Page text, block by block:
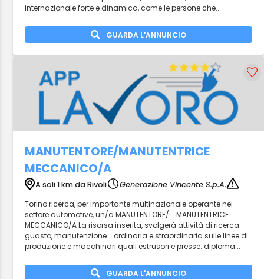
internazionale forte e dinamica, come le persone che...
GUARDA L'ANNUNCIO
MANUTENTORE/MANUTENTRICE
MECCANICO/A
A soli 1 km da Rivoli
Generazione Vincente S.p.A.
Torino ricerca, per importante multinazionale operante nel
settore automotive, un/a MANUTENTORE/... MANUTENTRICE
MECCANICO/A La risorsa inserita, svolgerà attività di ricerca
guasto, manutenzione... ordinaria e straordinaria sulle linee di
produzione e macchinari quali estrusori e presse. diploma...
GUARDA L'ANNUNCIO